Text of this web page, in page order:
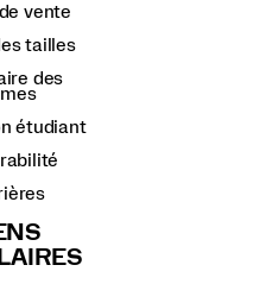
vente
tailles
des
étudiant